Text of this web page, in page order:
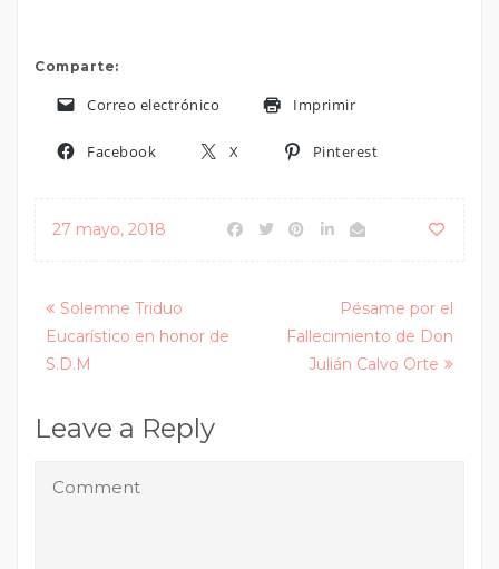
Comparte:
Correo electrónico Imprimir
Facebook X Pinterest
27 mayo, 2018
Posts
navigation
Solemne Triduo
Eucarístico en honor de
S.D.M
Pésame por el
Fallecimiento de Don
Julián Calvo Orte
Leave a Reply